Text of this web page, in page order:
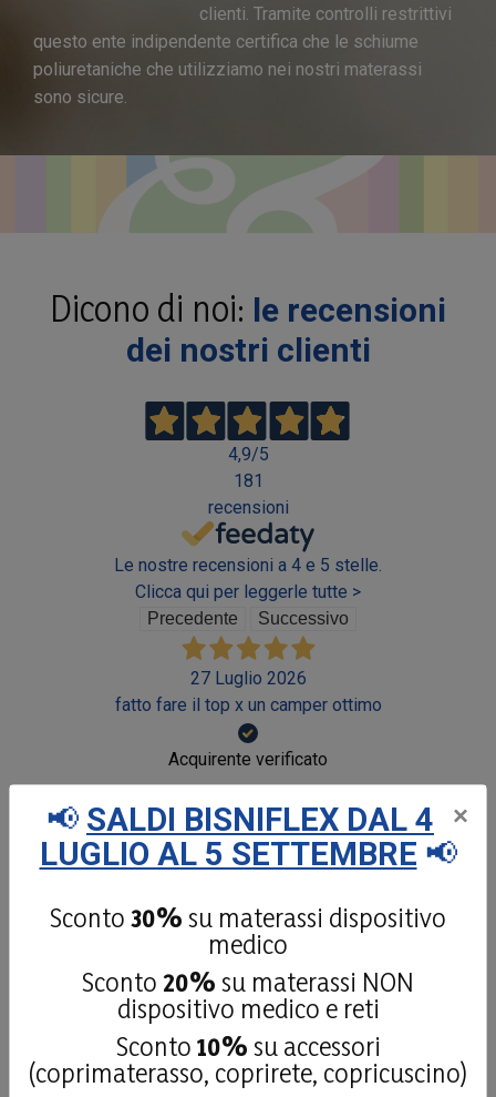
clienti. Tramite controlli restrittivi
questo ente indipendente certifica che le schiume
poliuretaniche che utilizziamo nei nostri materassi
sono sicure.
Dicono di noi: le recensioni
dei nostri clienti
4,9/5
181
recensioni
Le nostre recensioni a 4 e 5 stelle.
Clicca qui per leggerle tutte >
Precedente Successivo
27 Luglio 2026
fatto fare il top x un camper ottimo
Acquirente verificato
26 Luglio 2026
Materiale di qualità personale disponibile Consigliato
Acquirente verificato
24 Luglio 2026
Mi sono trovato molto bene con il materasso scelto
Acquirente verificato
×
📢 SALDI BISNIFLEX DAL 4
LUGLIO AL 5 SETTEMBRE 📢
Sconto 30% su materassi dispositivo
medico
Sconto 20% su materassi NON
dispositivo medico e reti
Sconto 10% su accessori
(coprimaterasso, coprirete, copricuscino)